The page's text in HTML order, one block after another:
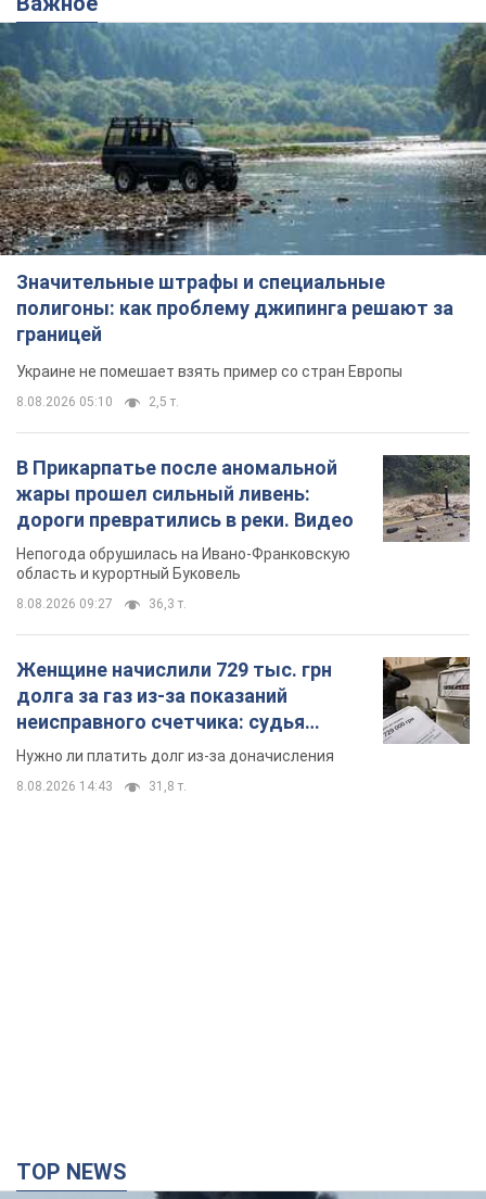
Значительные штрафы и специальные
полигоны: как проблему джипинга решают за
границей
Украине не помешает взять пример со стран Европы
8.08.2026 05:10 2,5 т.
В Прикарпатье после аномальной
жары прошел сильный ливень:
дороги превратились в реки. Видео
Непогода обрушилась на Ивано-Франковскую
область и курортный Буковель
8.08.2026 09:27 36,3 т.
Женщине начислили 729 тыс. грн
долга за газ из-за показаний
неисправного счетчика: судья
вынес неожиданное решение
Нужно ли платить долг из-за доначисления
8.08.2026 14:43 31,8 т.
TOP NEWS